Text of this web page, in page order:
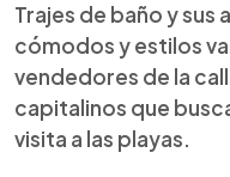
Trajes de baño y
cómodos y estilos
vendedores de la
capitalinos que
visita a las playas.